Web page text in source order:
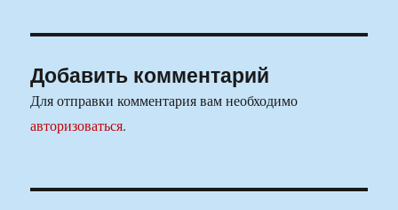
Добавить комментарий
Для отправки комментария вам необходимо
авторизоваться.